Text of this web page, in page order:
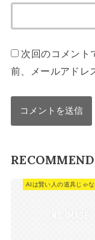
次回のコメント
前、メールアドレ
RECOMMEND